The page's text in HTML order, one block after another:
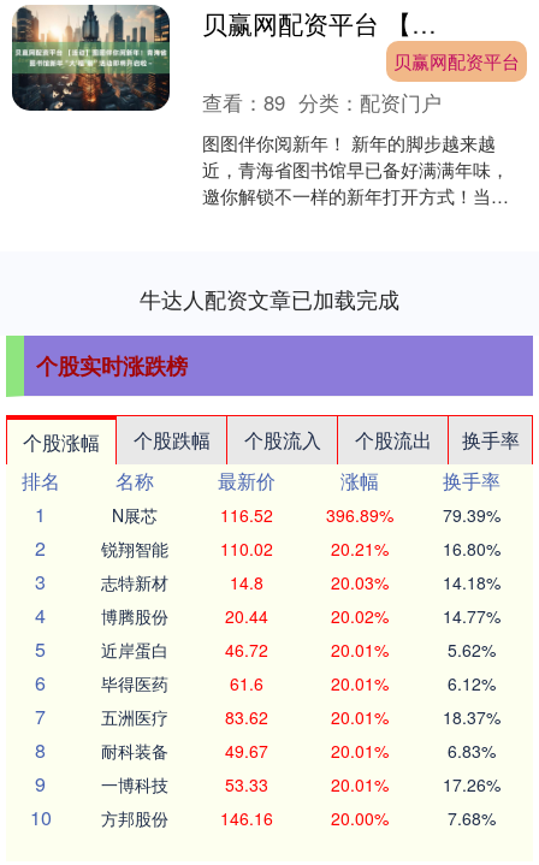
贝赢网配资平台 【活动】图图伴你阅新年！青海省图书馆新年“大‘福’翁”活动即将开启啦～
贝赢网配资平台
查看：89 分类：配资门户
图图伴你阅新年！ 新年的脚步越来越
近，青海省图书馆早已备好满满年味，
邀你解锁不一样的新年打开方式！当经
牛达人配资文章已加载完成
个股实时涨跌榜
个股涨幅 个股跌幅 个股流入 个股流出
换手率
排名
名称 最新价 涨幅
换手率
1
N展芯 116.52 396.89% 79.39%
2 锐翔智能 110.02 20.21% 16.80%
3 志特新材 14.8 20.03% 14.18%
4 博腾股份 20.44 20.02% 14.77%
5 近岸蛋白 46.72 20.01% 5.62%
6 毕得医药 61.6 20.01% 6.12%
7 五洲医疗 83.62 20.01% 18.37%
8 耐科装备 49.67 20.01% 6.83%
9 一博科技 53.33 20.01% 17.26%
10 方邦股份 146.16 20.00% 7.68%